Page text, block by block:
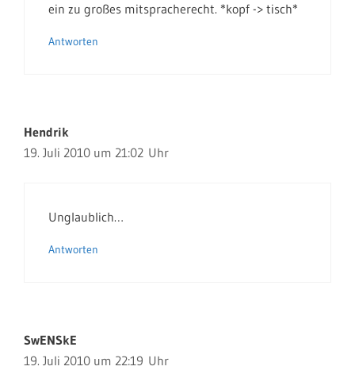
ein zu großes mitspracherecht. *kopf -> tisch*
Antworten
Hendrik
19. Juli 2010 um 21:02 Uhr
Unglaublich…
Antworten
SwENSkE
19. Juli 2010 um 22:19 Uhr